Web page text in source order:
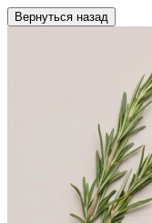
Вернуться назад